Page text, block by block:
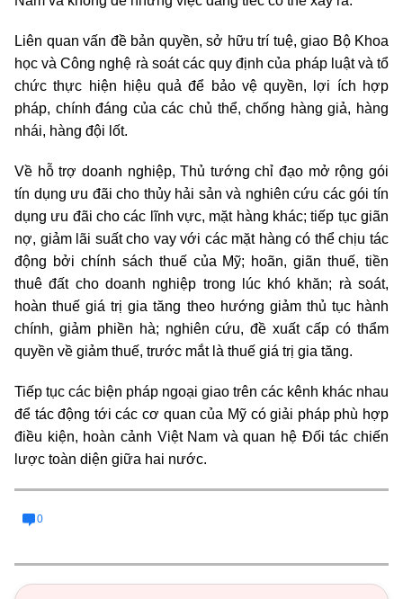
Liên quan vấn đề bản quyền, sở hữu trí tuệ, giao Bộ Khoa
học và Công nghệ rà soát các quy định của pháp luật và tổ
chức thực hiện hiệu quả để bảo vệ quyền, lợi ích hợp
pháp, chính đáng của các chủ thể, chống hàng giả, hàng
nhái, hàng đội lốt.
Về hỗ trợ doanh nghiệp, Thủ tướng chỉ đạo mở rộng gói
tín dụng ưu đãi cho thủy hải sản và nghiên cứu các gói tín
dụng ưu đãi cho các lĩnh vực, mặt hàng khác; tiếp tục giãn
nợ, giảm lãi suất cho vay với các mặt hàng có thể chịu tác
động bởi chính sách thuế của Mỹ; hoãn, giãn thuế, tiền
thuê đất cho doanh nghiệp trong lúc khó khăn; rà soát,
hoàn thuế giá trị gia tăng theo hướng giảm thủ tục hành
chính, giảm phiền hà; nghiên cứu, đề xuất cấp có thẩm
quyền về giảm thuế, trước mắt là thuế giá trị gia tăng.
Tiếp tục các biện pháp ngoại giao trên các kênh khác nhau
để tác động tới các cơ quan của Mỹcó giải pháp phù hợp
điều kiện, hoàn cảnh Việt Nam và quan hệ Đối tác chiến
lược toàn diện giữa hai nước.
0